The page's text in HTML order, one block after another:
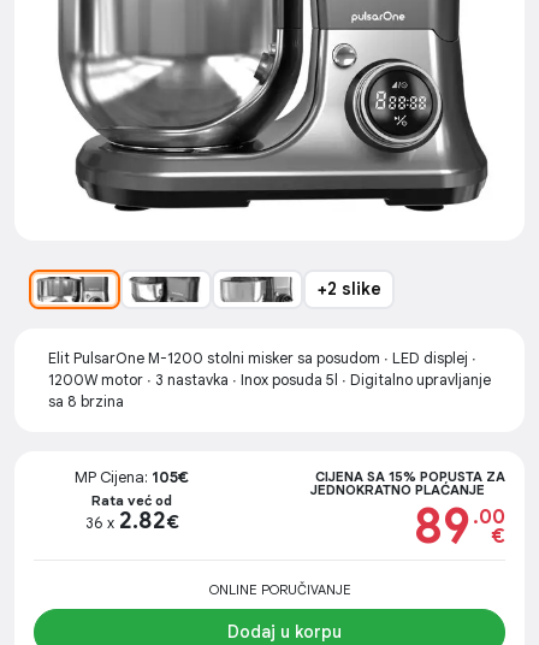
+2 slike
Elit PulsarOne M-1200 stolni misker sa posudom ∙ LED displej ∙
1200W motor ∙ 3 nastavka ∙ Inox posuda 5l ∙ Digitalno upravljanje
sa 8 brzina
MP Cijena: 105€
Rata već od
36 x 2.82€
CIJENA SA 15% POPUSTA ZA
JEDNOKRATNO PLAĆANJE
89 .00
€
ONLINE PORUČIVANJE
Dodaj u korpu